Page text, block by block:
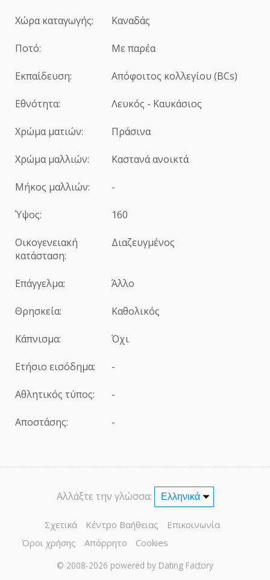
Χώρα καταγωγής: Καναδάς
Ποτό: Mε παρέα
Εκπαίδευση: Απόφοιτος κολλεγίου (BCs)
Εθνότητα: Λευκός - Καυκάσιος
Χρώμα ματιών: Πράσινα
Χρώμα μαλλιών: Καστανά ανοικτά
Μήκος μαλλιών: -
Ύψος: 160
Οικογενειακή
κατάσταση:
Διαζευγμένος
Επάγγελμα: Άλλο
Θρησκεία: Καθολικός
Κάπνισμα: Όχι
Ετήσιο εισόδημα: -
Αθλητικός τύπος: -
Αποστάσης: -
Αλλάξτε την γλώσσα:
Σχετικά Κέντρο Βαήθειας
Επικοινωνία
Όροι χρήσης
Απόρρητο Cookies
© 2008-2026 powered by Dating Factory